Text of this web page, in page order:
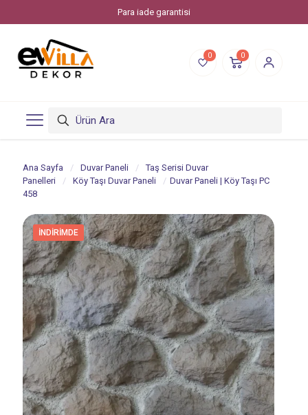
Para iade garantisi
0 0
Ana Sayfa / Duvar Paneli /
Taş Serisi Duvar
Panelleri
/ Köy Taşı Duvar Paneli / Duvar Paneli | Köy Taşı PC
458
İNDIRIMDE